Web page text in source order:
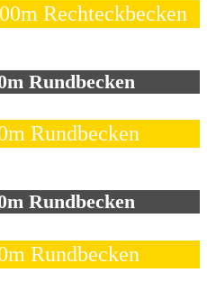
Rechteckbecken
Rundbecken
Rundbecken
Rundbecken
Rundbecken